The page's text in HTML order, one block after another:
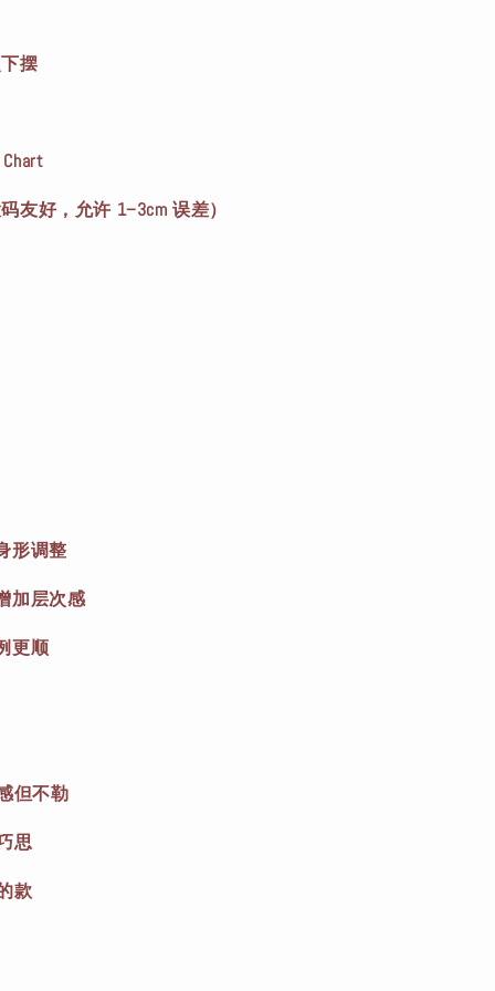
摆
友好，允许 1–3cm 误差）
形调整
加层次感
更顺
但不勒
思
款